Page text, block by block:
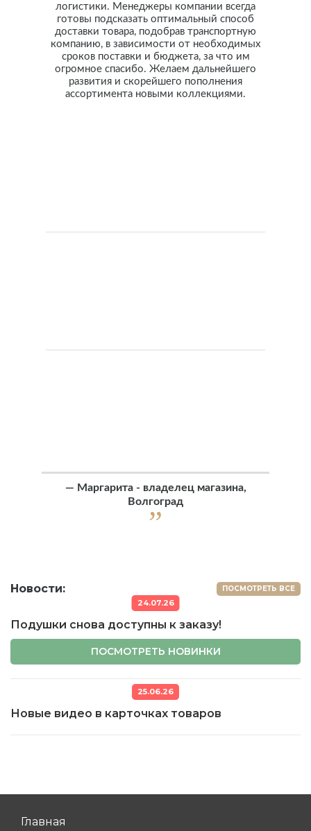
логистики. Менеджеры компании всегда
готовы подсказать оптимальный способ
доставки товара, подобрав транспортную
компанию, в зависимости от необходимых
сроков поставки и бюджета, за что им
огромное спасибо. Желаем дальнейшего
развития и скорейшего пополнения
ассортимента новыми коллекциями.
— Маргарита - владелец магазина,
Волгоград
Новости: ПОСМОТРЕТЬ ВСЕ
24.07.26
Подушки снова доступны к заказу!
ПОСМОТРЕТЬ НОВИНКИ
25.06.26
Новые видео в карточках товаров
Главная